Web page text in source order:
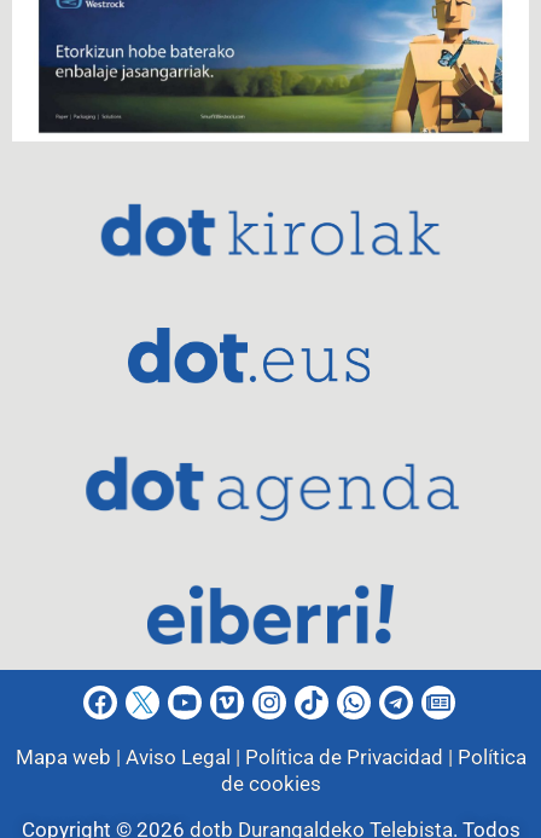
Mapa web | Aviso Legal | Política de Privacidad | Política
de cookies
Copyright © 2026 dotb Durangaldeko Telebista. Todos